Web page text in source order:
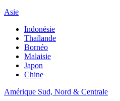
Asie
Indonésie
Thaïlande
Bornéo
Malaisie
Japon
Chine
Amérique Sud, Nord & Centrale